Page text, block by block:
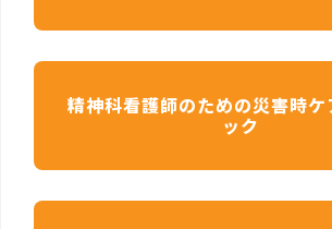
精神科看護師のための災害時ケ
ック